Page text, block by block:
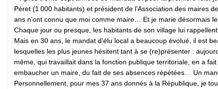
Péret (1 000 habitants) et président de l’Association des maires
ans n’ont connu que moi comme maire… Et je marie désormais
Chaque jour ou presque, les habitants de son village lui
Mais en 30 ans, le mandat d’élu local a beaucoup évolué, il est
lesquelles les plus jeunes hésitent tant à se (re)présenter :
même, qui travaillait dans la fonction publique territoriale, en a
embaucher un maire, du fait de ses absences répétées… Un
Personnellement, pour mes 37 ans donnés à la République, je